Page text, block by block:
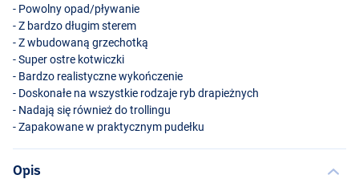
- Powolny opad/pływanie
- Z bardzo długim sterem
- Z wbudowaną grzechotką
- Super ostre kotwiczki
- Bardzo realistyczne wykończenie
- Doskonałe na wszystkie rodzaje ryb drapieżnych
- Nadają się również do trollingu
- Zapakowane w praktycznym pudełku
Opis